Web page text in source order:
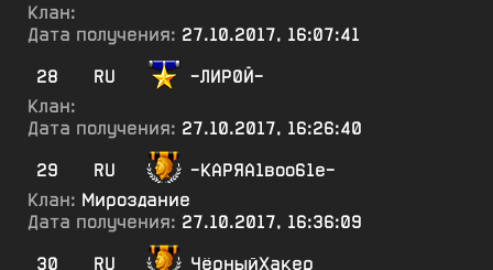
Клан:
Дата получения: 27.10.2017, 16:07:41
28
RU
-ЛИР0Й-
Клан:
Дата получения: 27.10.2017, 16:26:40
29
RU
-КАРЯА1воо61е-
Клан: Мироздание
Дата получения: 27.10.2017, 16:36:09
30
RU ЧёрныйХакер